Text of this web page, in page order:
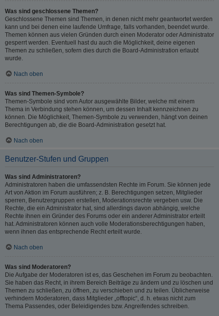
Was sind geschlossene Themen?
Geschlossene Themen sind Themen, in denen nicht mehr geantwortet werden
kann und bei denen eine laufende Umfrage, falls vorhanden, beendet wurde.
Themen können aus vielen Gründen durch einen Moderator oder Administrator
gesperrt werden. Eventuell hast du auch die Möglichkeit, deine eigenen
Themen zu schließen, sofern dies durch die Board-Administration erlaubt
wurde.
Nach oben
Was sind Themen-Symbole?
Themen-Symbole sind vom Autor ausgewählte Bilder, welche mit einem
Thema in Verbindung stehen können, um dessen Inhalt kennzeichnen zu
können. Die Möglichkeit, Themen-Symbole zu verwenden, hängt von deinen
Berechtigungen ab, die die Board-Administration gesetzt hat.
Nach oben
Benutzer-Stufen und Gruppen
Was sind Administratoren?
Administratoren haben die umfassendsten Rechte im Forum. Sie können jede
Art von Aktion im Forum ausführen; z. B. Berechtigungen setzen, Mitglieder
sperren, Benutzergruppen erstellen, Moderationsrechte vergeben usw. Die
Rechte, die ein Administrator hat, sind allerdings davon abhängig, welche
Rechte ihnen ein Gründer des Forums oder ein anderer Administrator erteilt
hat. Administratoren können auch volle Moderationsberechtigungen haben,
wenn ihnen das entsprechende Recht erteilt wurde.
Nach oben
Was sind Moderatoren?
Die Aufgabe der Moderatoren ist es, das Geschehen im Forum zu beobachten.
Sie haben das Recht, in ihrem Bereich Beiträge zu ändern und zu löschen und
Themen zu schließen, zu öffnen, zu verschieben und zu teilen. Üblicherweise
verhindern Moderatoren, dass Mitglieder „offtopic“, d. h. etwas nicht zum
Thema Passendes, oder Beleidigendes bzw. Angreifendes schreiben.